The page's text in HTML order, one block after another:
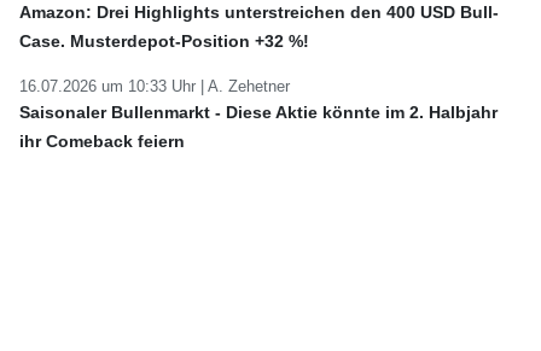
Amazon: Drei Highlights unterstreichen den 400 USD Bull-
Case. Musterdepot-Position +32 %!
16.07.2026 um 10:33 Uhr | A. Zehetner
Saisonaler Bullenmarkt - Diese Aktie könnte im 2. Halbjahr
ihr Comeback feiern